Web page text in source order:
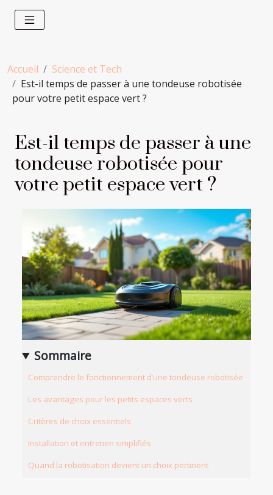
Accueil
Science et Tech
Est-il temps de passer à une tondeuse robotisée
pour votre petit espace vert ?
Est-il temps de passer à une
tondeuse robotisée pour
votre petit espace vert ?
Sommaire
Comprendre le fonctionnement d’une tondeuse robotisée
Les avantages pour les petits espaces verts
Critères de choix essentiels
Installation et entretien simplifiés
Quand la robotisation devient un choix pertinent